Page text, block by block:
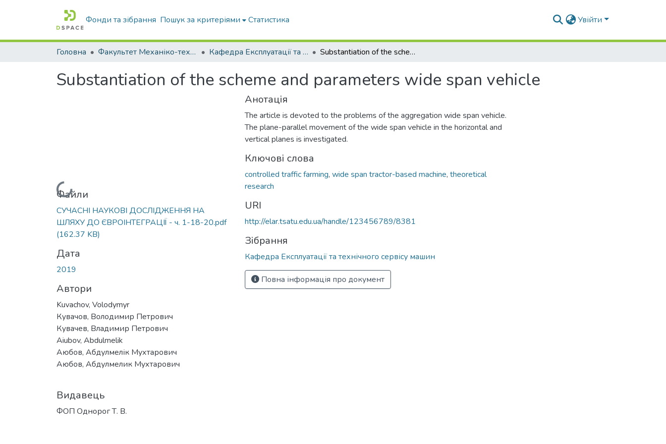
Фонди та зібрання Пошук за критеріями Статистика Увійти
Головна Факультет Механіко-технологічний Кафедра Експлуатації та технічного сервісу машин Substantiation of the scheme and parameters wide span vehicle
Substantiation of the scheme and parameters wide span vehicle
Вантажиться...
Файли
СУЧАСНІ НАУКОВІ ДОСЛІДЖЕННЯ НА
ШЛЯХУ ДО ЄВРОІНТЕГРАЦІЇ - ч. 1-18-20.pdf
(162.37 KB)
Дата
2019
Автори
Kuvachov, Volodymyr
Кувачов, Володимир Петрович
Кувачев, Владимир Петрович
Aiubov, Abdulmelik
Аюбов, Абдулмелік Мухтарович
Аюбов, Абдулмелик Мухтарович
Видавець
ФОП Однорог Т. В.
Анотація
The article is devoted to the problems of the aggregation wide span vehicle.
The plane-parallel movement of the wide span vehicle in the horizontal and
vertical planes is investigated.
Ключові слова
controlled traffic farming, wide span tractor-based machine, theoretical
research
URI
http://elar.tsatu.edu.ua/handle/123456789/8381
Зібрання
Кафедра Експлуатації та технічного сервісу машин
Повна інформація про документ